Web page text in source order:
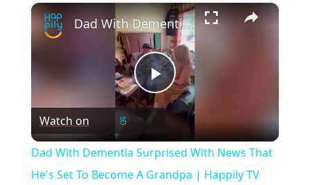
Fullscreen ×
Play
Video
Dad With Dementia Surprised With News That He's Set To Become A Grandpa | Happily TV
Watch on
Dad With Dementia Surprised With News That
He's Set To Become A Grandpa | Happily TV